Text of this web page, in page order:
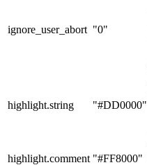
ignore_user_abort "0"
highlight.string "#DD0000"
highlight.comment "#FF8000"